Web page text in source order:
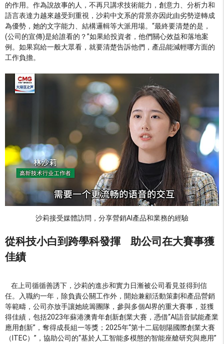
的作用。作為說故事的人，不再只講求技術能力，創意力、分析力和
語言表達力越來越受到重視，沙莉中文系的背景亦因此由劣勢逆轉成
為優勢，她的文字能力、結構邏輯等大派用場。“最終要清楚的是，
(公司的宣傳)是給誰看的？”如果給投資者，他們關心效益和落地案
例。如果寫給一般大眾看，就要清楚告訴他們，產品能減輕哪方面的
工作負擔。
沙莉接受媒體訪問，分享營銷AI產品和業務的經驗
從科技小白到跨學科發揮
助公司在大賽事獲
佳績
在上司循循善誘下，沙莉的進步和實力日漸被公司看見並得到信
任。入職約一年，除負責公關工作外，開始兼顧活動策劃和產品營銷
等範疇，公司亦放手讓她統籌團隊，參與多個AI界的重大賽事，並獲
得佳績，包括2023年蘇港澳青年創新創業大賽，憑借“AI語音賦能產業
應用創新”，奪得成長組一等獎；2025年“第十二屆朝陽國際創業大賽
（ITEC）”，協助公司的“基於人工智能多模態的智能座艙研究與應用”